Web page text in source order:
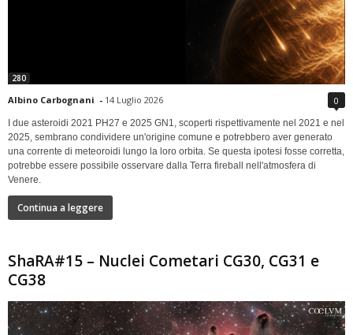
280
Albino Carbognani - 14 Luglio 2026 0
I due asteroidi 2021 PH27 e 2025 GN1, scoperti rispettivamente nel 2021 e nel
2025, sembrano condividere un'origine comune e potrebbero aver generato
una corrente di meteoroidi lungo la loro orbita. Se questa ipotesi fosse corretta,
potrebbe essere possibile osservare dalla Terra fireball nell'atmosfera di
Venere.
Continua a leggere
ShaRA#15 – Nuclei Cometari CG30, CG31 e
CG38